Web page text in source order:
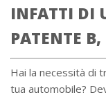
INFATTI DI
PATENTE
Hai la necessità di
tua automobile?